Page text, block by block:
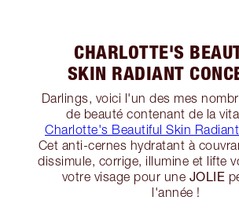
CHARLOTTE'S
SKIN RADIANT
Darlings, voici l'un des mes
de beauté contenant de la
Charlotte's Beautiful Skin
Cet anti-cernes hydratant à
dissimule, corrige, illumine et lifte
votre visage pour une JOLIE
l'année !